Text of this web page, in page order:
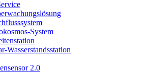
System
Wasserstandsstation
2.0